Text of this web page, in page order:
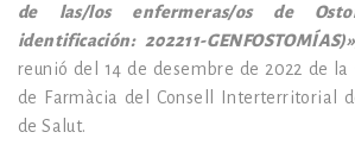
de las/los enfermeras/os de
identificación: 202211-GENFOSTOMÍAS)
reunió del 14 de desembre de 2022 de la
de Farmàcia del Consell Interterritorial
de Salut.